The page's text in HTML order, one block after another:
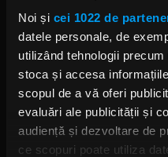
Noi și cei 1022 de
datele personale, de
utilizând tehnologii
stoca și accesa
scopul de a vă oferi
evaluări ale publicității și
audiență și dezvoltare de
ce scopuri poate utiliza
ZILELE